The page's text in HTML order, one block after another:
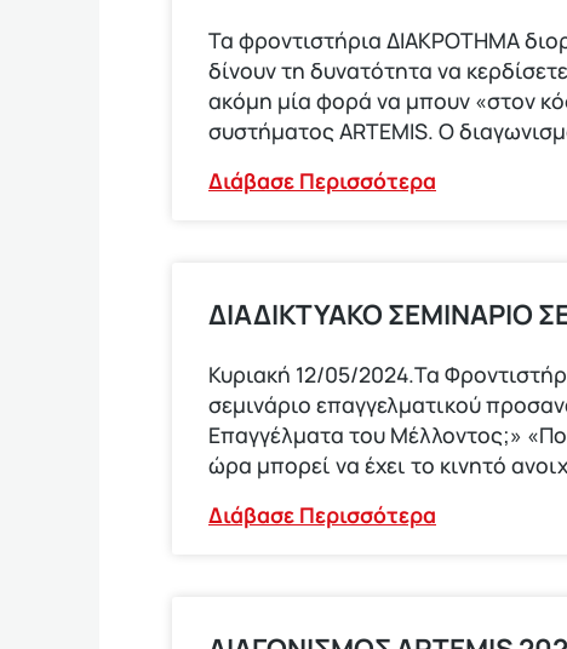
Τα φροντιστήρια ΔΙΑΚΡΟΤΗΜΑ
δίνουν τη δυνατότητα να
ακόμη μία φορά να μπουν «στον
συστήματος ARTEMIS. Ο
Διάβασε Περισσότερα
ΔΙΑΔΙΚΤΥΑΚΟ ΣΕΜΙΝΑΡΙΟ
Κυριακή 12/05/2024.Τα
σεμινάριο επαγγελματικού
Επαγγέλματα του Μέλλοντος;»
ώρα μπορεί να έχει το κινητό
Διάβασε Περισσότερα